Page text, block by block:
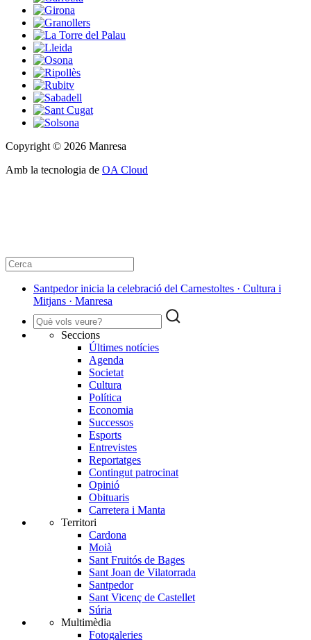
Copyright © 2026 Manresa
Amb la tecnologia de OA Cloud
Santpedor inicia la celebració del Carnestoltes · Cultura i
Mitjans · Manresa
Seccions
Últimes notícies
Agenda
Societat
Cultura
Política
Economia
Successos
Esports
Entrevistes
Reportatges
Contingut patrocinat
Opinió
Obituaris
Carretera i Manta
Territori
Cardona
Moià
Sant Fruitós de Bages
Sant Joan de Vilatorrada
Santpedor
Sant Vicenç de Castellet
Súria
Multimèdia
Fotogaleries